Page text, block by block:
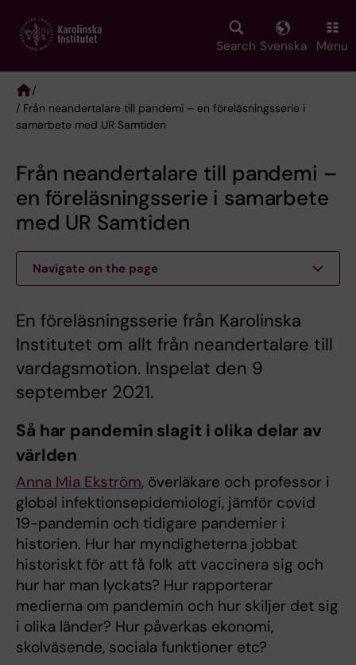
main
Search Svenska Menu
Breadcrumb
/
/ Från neandertalare till pandemi – en föreläsningsserie i
samarbete med UR Samtiden
Från neandertalare till pandemi –
en föreläsningsserie i samarbete
med UR Samtiden
Navigate on the page
En föreläsningsserie från Karolinska
Institutet om allt från neandertalare till
vardagsmotion. Inspelat den 9
september 2021.
Så har pandemin slagit i olika delar av
världen
Anna Mia Ekström, överläkare och professor i
global infektionsepidemiologi, jämför covid
19-pandemin och tidigare pandemier i
historien. Hur har myndigheterna jobbat
historiskt för att få folk att vaccinera sig och
hur har man lyckats? Hur rapporterar
medierna om pandemin och hur skiljer det sig
i olika länder? Hur påverkas ekonomi,
skolväsende, sociala funktioner etc?